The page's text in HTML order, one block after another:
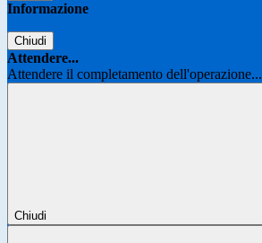
Informazione
Chiudi
Attendere...
Attendere il completamento dell'operazione...
Chiudi